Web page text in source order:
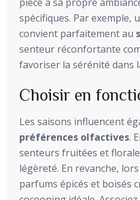
spécifiques. Par exemple,
convient parfaitement au
senteur réconfortante
favoriser la sérénité dans
Choisir en
Les saisons influencent
préférences olfactives.
senteurs fruitées et
légèreté. En revanche,
parfums épicés et boisés